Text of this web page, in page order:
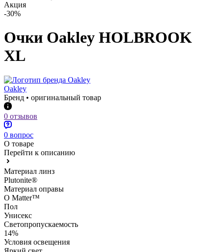
Акция
-30%
Очки Oakley HOLBROOK
XL
Oakley
Бренд • оригинальный товар
0 отзывов
0 вопрос
О товаре
Перейти к описанию
Материал линз
Plutonite®
Материал оправы
O Matter™
Пол
Унисекс
Светопропускаемость
14%
Условия освещения